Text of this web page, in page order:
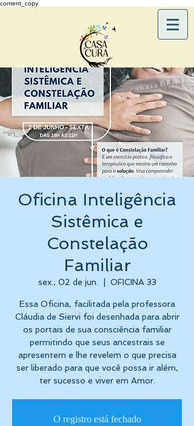
content_copy
Oficina Inteligência
Sistêmica e
Constelação
Familiar
sex., 02 de jun. OFICINA 33
Essa Oficina, facilitada pela professora
Cláudia de Siervi foi desenhada para abrir
os portais de sua consciência familiar
permitindo que seus ancestrais se
apresentem e lhe revelem o que precisa
ser liberado para que você possa ir além,
ter sucesso e viver em Amor.
O registro está fechado